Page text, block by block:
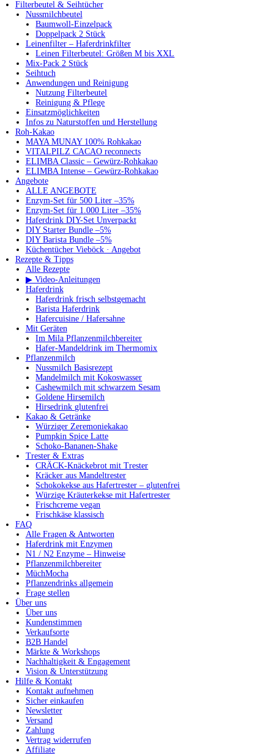
Filterbeutel & Seihtücher
Nussmilchbeutel
Baumwoll-Einzelpack
Doppelpack 2 Stück
Leinenfilter – Haferdrinkfilter
Leinen Filterbeutel: Größen M bis XXL
Mix-Pack 2 Stück
Seihtuch
Anwendungen und Reinigung
Nutzung Filterbeutel
Reinigung & Pflege
Einsatzmöglichkeiten
Infos zu Naturstoffen und Herstellung
Roh-Kakao
MAYA MUNAY 100% Rohkakao
VITALPILZ CACAO reconnects
ELIMBA Classic – Gewürz-Rohkakao
ELIMBA Intense – Gewürz-Rohkakao
Angebote
ALLE ANGEBOTE
Enzym-Set für 500 Liter –35%
Enzym-Set für 1.000 Liter –35%
Haferdrink DIY-Set Unverpackt
DIY Starter Bundle –5%
DIY Barista Bundle –5%
Küchentücher Vieböck · Angebot
Rezepte & Tipps
Alle Rezepte
▶ Video-Anleitungen
Haferdrink
Haferdrink frisch selbstgemacht
Barista Haferdrink
Hafercuisine / Hafersahne
Mit Geräten
Im Mila Pflanzenmilchbereiter
Hafer-Mandeldrink im Thermomix
Pflanzenmilch
Nussmilch Basisrezept
Mandelmilch mit Kokoswasser
Cashewmilch mit schwarzem Sesam
Goldene Hirsemilch
Hirsedrink glutenfrei
Kakao & Getränke
Würziger Zeremoniekakao
Pumpkin Spice Latte
Schoko-Bananen-Shake
Trester & Extras
CRÄCK-Knäckebrot mit Trester
Kräcker aus Mandeltrester
Schokokekse aus Hafertrester – glutenfrei
Würzige Kräuterkekse mit Hafertrester
Frischcreme vegan
Frischkäse klassisch
FAQ
Alle Fragen & Antworten
Haferdrink mit Enzymen
N1 / N2 Enzyme – Hinweise
Pflanzenmilchbereiter
MüchMocha
Pflanzendrinks allgemein
Frage stellen
Über uns
Über uns
Kundenstimmen
Verkaufsorte
B2B Handel
Märkte & Workshops
Nachhaltigkeit & Engagement
Vision & Unterstützung
Hilfe & Kontakt
Kontakt aufnehmen
Sicher einkaufen
Newsletter
Versand
Zahlung
Vertrag widerrufen
Affiliate